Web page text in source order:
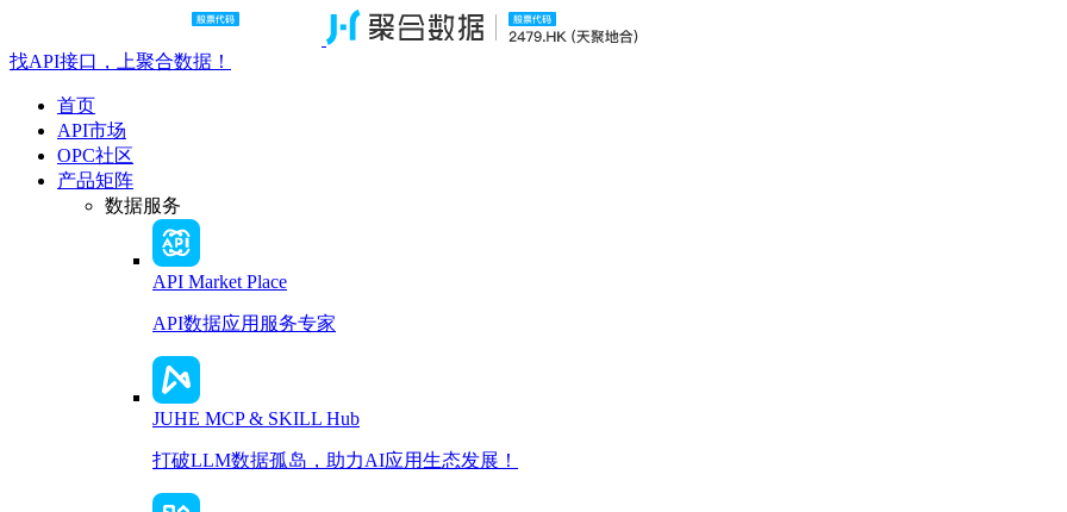
找API接口，上聚合数据！
首页
API市场
OPC社区
产品矩阵
数据服务
API Market Place
API数据应用服务专家
JUHE MCP & SKILL Hub
打破LLM数据孤岛，助力AI应用生态发展！